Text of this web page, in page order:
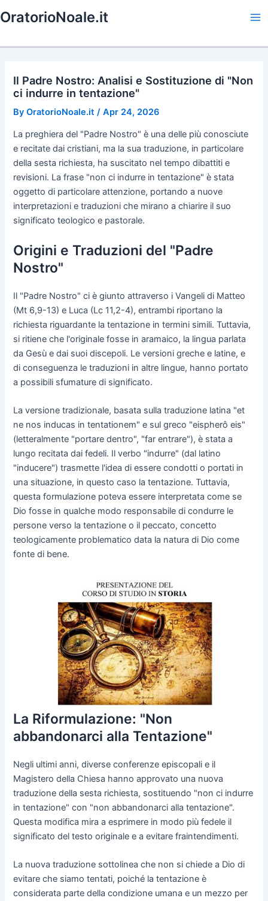
to
OratorioNoale.it
Il Padre Nostro: Analisi e Sostituzione di "Non
ci indurre in tentazione"
ByOratorioNoale.it /Apr 24, 2026
La preghiera del "Padre Nostro" è una delle più conosciute
e recitate dai cristiani, ma la sua traduzione, in particolare
della sesta richiesta, ha suscitato nel tempo dibattiti e
revisioni. La frase "non ci indurre in tentazione" è stata
oggetto di particolare attenzione, portando a nuove
interpretazioni e traduzioni che mirano a chiarire il suo
significato teologico e pastorale.
Origini e Traduzioni del "Padre
Nostro"
Il "Padre Nostro" ci è giunto attraverso i Vangeli di Matteo
(Mt 6,9-13) e Luca (Lc 11,2-4), entrambi riportano la
richiesta riguardante la tentazione in termini simili. Tuttavia,
si ritiene che l'originale fosse in aramaico, la lingua parlata
da Gesù e dai suoi discepoli. Le versioni greche e latine, e
di conseguenza le traduzioni in altre lingue, hanno portato
a possibili sfumature di significato.
La versione tradizionale, basata sulla traduzione latina "et
ne nos inducas in tentationem" e sul greco "eispherô eis"
(letteralmente "portare dentro", "far entrare"), è stata a
lungo recitata dai fedeli. Il verbo "indurre" (dal latino
"inducere") trasmette l'idea di essere condotti o portati in
una situazione, in questo caso la tentazione. Tuttavia,
questa formulazione poteva essere interpretata come se
Dio fosse in qualche modo responsabile di condurre le
persone verso la tentazione o il peccato, concetto
teologicamente problematico data la natura di Dio come
fonte di bene.
La Riformulazione: "Non
abbandonarci alla Tentazione"
Negli ultimi anni, diverse conferenze episcopali e il
Magistero della Chiesa hanno approvato una nuova
traduzione della sesta richiesta, sostituendo "non ci indurre
in tentazione" con "non abbandonarci alla tentazione".
Questa modifica mira a esprimere in modo più fedele il
significato del testo originale e a evitare fraintendimenti.
La nuova traduzione sottolinea che non si chiede a Dio di
evitare che siamo tentati, poiché la tentazione è
considerata parte della condizione umana e un mezzo per